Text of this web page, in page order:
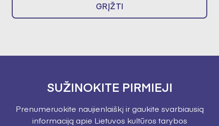
GRĮŽTI
SUŽINOKITE PIRMIEJI
Prenumeruokite naujienlaiškį ir gaukite svarbiausią
informaciją apie Lietuvos kultūros tarybos